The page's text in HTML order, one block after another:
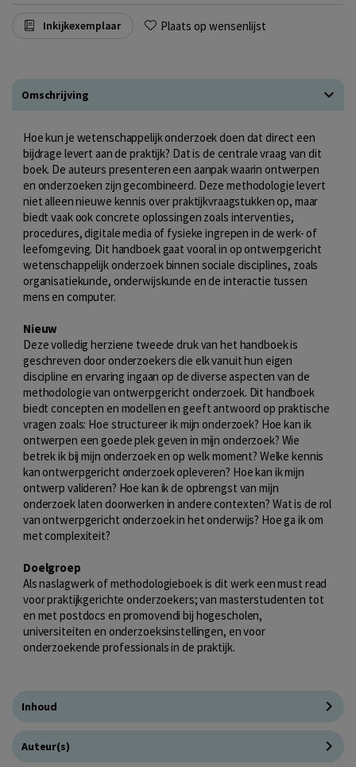
Inkijkexemplaar Plaats op wensenlijst
Omschrijving
Hoe kun je wetenschappelijk onderzoek doen dat direct een
bijdrage levert aan de praktijk? Dat is de centrale vraag van dit
boek. De auteurs presenteren een aanpak waarin ontwerpen
en onderzoeken zijn gecombineerd. Deze methodologie levert
niet alleen nieuwe kennis over praktijkvraagstukken op, maar
biedt vaak ook concrete oplossingen zoals interventies,
procedures, digitale media of fysieke ingrepen in de werk- of
leefomgeving. Dit handboek gaat vooral in op ontwerpgericht
wetenschappelijk onderzoek binnen sociale disciplines, zoals
organisatiekunde, onderwijskunde en de interactie tussen
mens en computer.
Nieuw
Deze volledig herziene tweede druk van het handboek is
geschreven door onderzoekers die elk vanuit hun eigen
discipline en ervaring ingaan op de diverse aspecten van de
methodologie van ontwerpgericht onderzoek. Dit handboek
biedt concepten en modellen en geeft antwoord op praktische
vragen zoals: Hoe structureer ik mijn onderzoek? Hoe kan ik
ontwerpen een goede plek geven in mijn onderzoek? Wie
betrek ik bij mijn onderzoek en op welk moment? Welke kennis
kan ontwerpgericht onderzoek opleveren? Hoe kan ik mijn
ontwerp valideren? Hoe kan ik de opbrengst van mijn
onderzoek laten doorwerken in andere contexten? Wat is de rol
van ontwerpgericht onderzoek in het onderwijs? Hoe ga ik om
met complexiteit?
Doelgroep
Als naslagwerk of methodologieboek is dit werk een must read
voor praktijkgerichte onderzoekers; van masterstudenten tot
en met postdocs en promovendi bij hogescholen,
universiteiten en onderzoeksinstellingen, en voor
onderzoekende professionals in de praktijk.
Inhoud
Auteur(s)